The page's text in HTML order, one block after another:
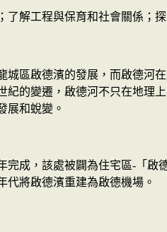
了解工程與保育和社會關係；
城區啟德濱的發展，而啟德河
紀的變遷，啟德河不只在地理
展和蛻變 。
完成，該處被闢為住宅區- 「啟
代將啟德濱重建為啟德機場 。